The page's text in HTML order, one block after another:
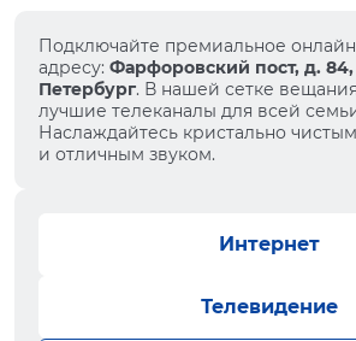
Подключайте премиальное
адресу: Фарфоровский пост, д. 84,
Петербург. В нашей сетке
лучшие телеканалы для всей
Наслаждайтесь кристально
и отличным звуком.
Интернет
Телевидение